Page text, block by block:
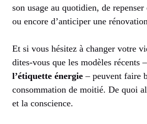
son usage au quotidien, de repenser
ou encore d’anticiper une
Et si vous hésitez à changer votre
dites-vous que les modèles récents
l’étiquette énergie – peuvent faire
consommation de moitié. De quoi
et la conscience.